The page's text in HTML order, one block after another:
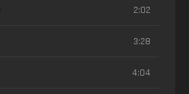
2:02
3:28
4:04